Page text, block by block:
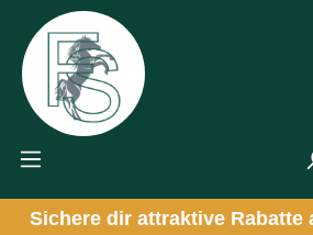
Zum Hauptinhalt springen
Sichere dir attraktive Rabatte